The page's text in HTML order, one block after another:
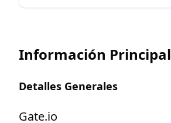
Información Principal
Detalles Generales
Gate.io